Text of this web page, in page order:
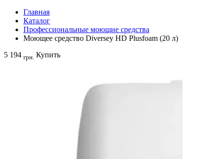
Главная
Каталог
Профессиональные моющие средства
Моющее средство Diversey HD Plusfoam (20 л)
5 194 грн. Купить